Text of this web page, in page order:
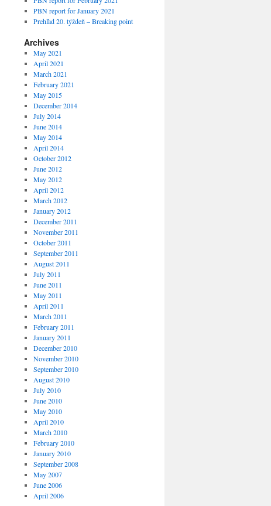
PBN report for January 2021
Prehľad 20. týždeň – Breaking point
Archives
May 2021
April 2021
March 2021
February 2021
May 2015
December 2014
July 2014
June 2014
May 2014
April 2014
October 2012
June 2012
May 2012
April 2012
March 2012
January 2012
December 2011
November 2011
October 2011
September 2011
August 2011
July 2011
June 2011
May 2011
April 2011
March 2011
February 2011
January 2011
December 2010
November 2010
September 2010
August 2010
July 2010
June 2010
May 2010
April 2010
March 2010
February 2010
January 2010
September 2008
May 2007
June 2006
April 2006